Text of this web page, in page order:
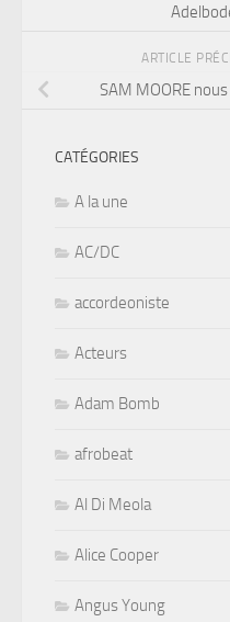
ARTICLE
SAM MOORE
CATÉGORIES
A la une
AC/DC
accordeoniste
Acteurs
Adam Bomb
afrobeat
Al Di Meola
Alice Cooper
Angus Young